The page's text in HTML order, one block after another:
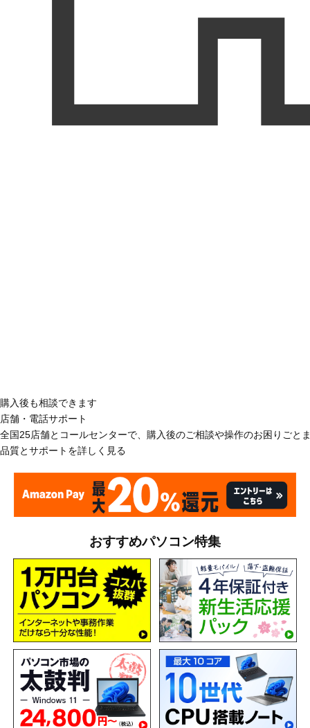
購入後も相談できます
店舗・電話サポート
全国25店舗とコールセンターで、購入後のご相談や操作のお困りごと
品質とサポートを詳しく見る
おすすめパソコン特集